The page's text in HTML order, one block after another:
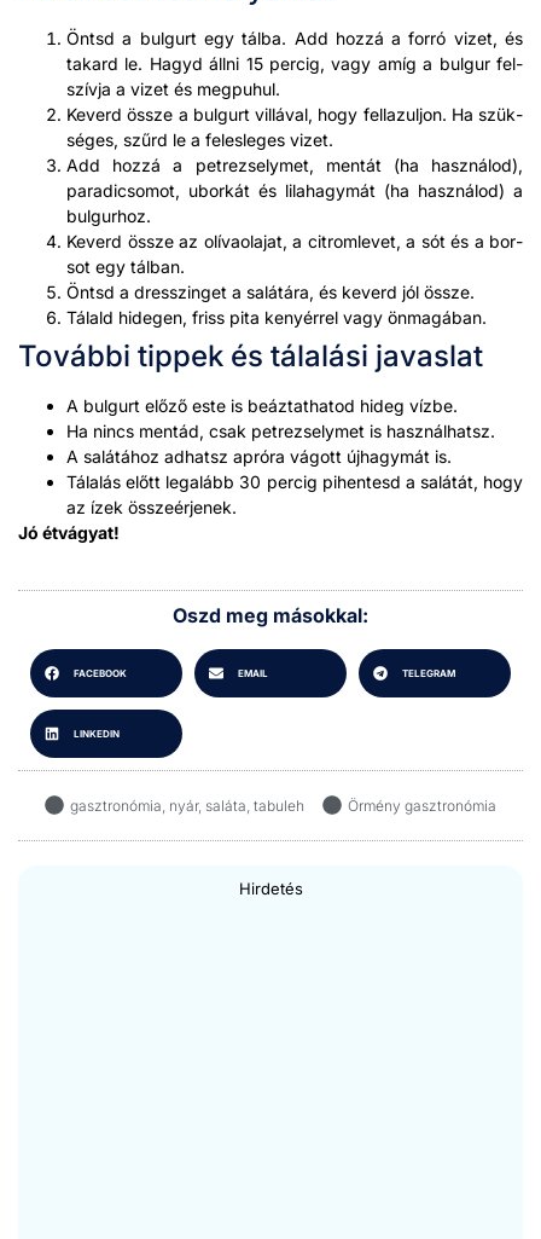
Öntsd a bul­gurt egy tál­ba. Add hoz­zá a for­ró vizet, és
takard le. Hagyd áll­ni 15 per­cig, vagy amíg a bul­gur fel­
szív­ja a vizet és meg­puhul.
Keverd össze a bul­gurt vil­lá­val, hogy fel­lazuljon. Ha szük­
séges, szűrd le a felesleges vizet.
Add hoz­zá a petrezse­ly­met, men­tát (ha használod),
paradic­so­mot, uborkát és lila­hagymát (ha használod) a
bul­gurhoz.
Keverd össze az olí­vao­la­jat, a cit­rom­levet, a sót és a bor­
sot egy tál­ban.
Öntsd a dresszinget a salátára, és keverd jól össze.
Tálald hide­gen, friss pita kenyér­rel vagy önmagában.
További tippek és tálalási javaslat
A bul­gurt előző este is beáz­tatha­tod hideg vízbe.
Ha nincs men­tád, csak petrezse­ly­met is használ­hat­sz.
A salátához adhat­sz apróra vágott újhagymát is.
Tálalás előtt legalább 30 per­cig pihen­tesd a salátát, hogy
az ízek összeér­jenek.
Jó étvá­gy­at!
Oszd meg másokkal:
FACEBOOK EMAIL TELEGRAM
LINKEDIN
gasztronómia nyár, saláta tabuleh Örmény gasztronómia
Hirdetés